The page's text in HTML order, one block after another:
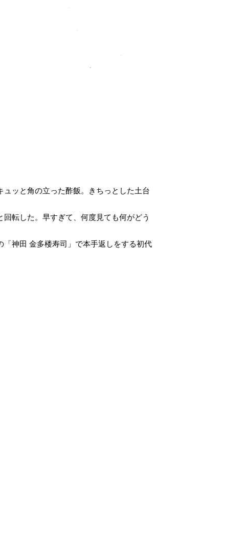
ッと角の立った酢飯。きちっとした土台
転した。早すぎて、何度見ても何がどう
「神田 金多楼寿司」で本手返しをする初代